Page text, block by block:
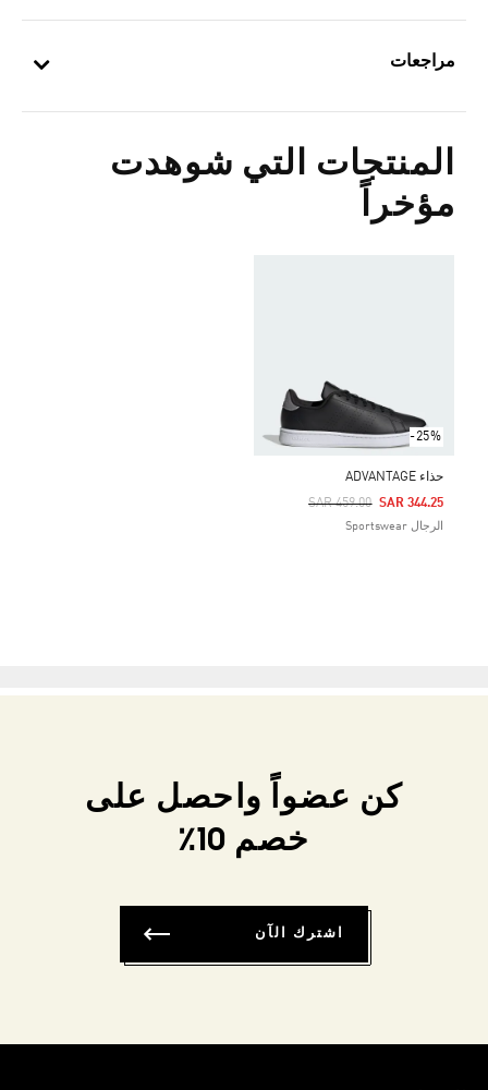
مراجعات
المنتجات التي شوهدت
مؤخراً
-25%
حذاء ADVANTAGE
Price Reduced From
SAR 459.00
To SAR 344.25
الرجال Sportswear
كن عضواً واحصل على
خصم 10٪
اشترك الآن